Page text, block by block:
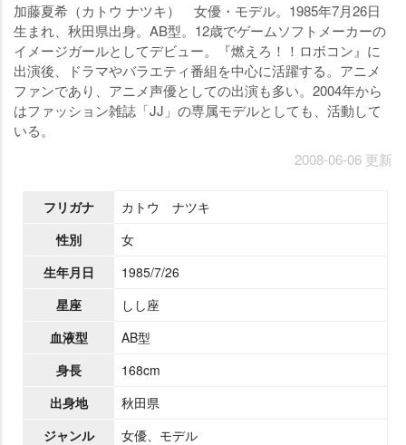
加藤夏希（カトウ ナツキ） 女優・モデル。1985年7月26日
生まれ、秋田県出身。AB型。12歳でゲームソフトメーカーの
イメージガールとしてデビュー。『燃えろ！！ロボコン』に
出演後、ドラマやバラエティ番組を中心に活躍する。アニメ
ファンであり、アニメ声優としての出演も多い。2004年から
はファッション雑誌「JJ」の専属モデルとしても、活動して
いる。
2008-06-06 更新
フリガナ
カトウ ナツキ
性別
女
生年月日
1985/7/26
星座
しし座
血液型
AB型
身長
168cm
出身地
秋田県
ジャンル
女優、モデル